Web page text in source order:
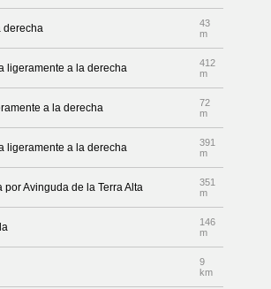
derecha
43
m
ligeramente a la derecha
412
m
a la derecha
72
m
ligeramente a la derecha
391
m
por Avinguda de la Terra Alta
351
m
146
m
9
km